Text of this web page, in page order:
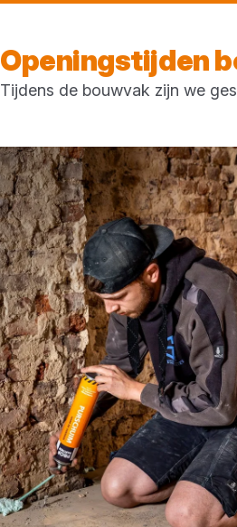
Openingstijden
Tijdens de bouwvak zijn we